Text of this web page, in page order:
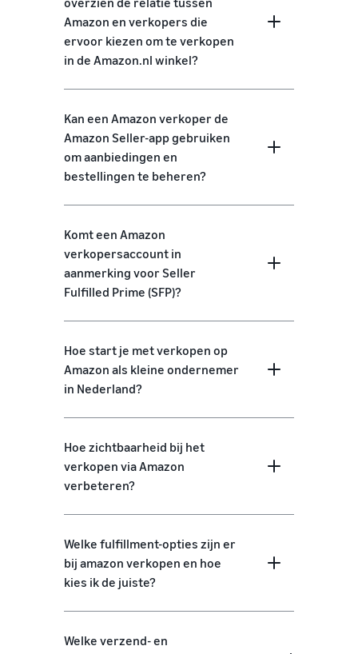
Amazon en verkopers die
ervoor kiezen om te verkopen
in de Amazon.nl winkel?
Kan een Amazon verkoper de
Amazon Seller-app gebruiken
om aanbiedingen en
bestellingen te beheren?
Komt een Amazon
verkopersaccount in
aanmerking voor Seller
Fulfilled Prime (SFP)?
Hoe start je met verkopen op
Amazon als kleine ondernemer
in Nederland?
Hoe zichtbaarheid bij het
verkopen via Amazon
verbeteren?
Welke fulfillment-opties zijn er
bij amazon verkopen en hoe
kies ik de juiste?
Welke verzend- en